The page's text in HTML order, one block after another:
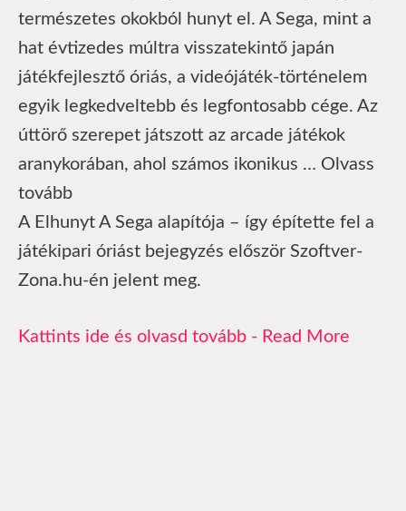
természetes okokból hunyt el. A Sega, mint a
hat évtizedes múltra visszatekintő japán
játékfejlesztő óriás, a videójáték-történelem
egyik legkedveltebb és legfontosabb cége. Az
úttörő szerepet játszott az arcade játékok
aranykorában, ahol számos ikonikus … Olvass
tovább
A Elhunyt A Sega alapítója – így építette fel a
játékipari óriást bejegyzés először Szoftver-
Zona.hu-én jelent meg.
Read More